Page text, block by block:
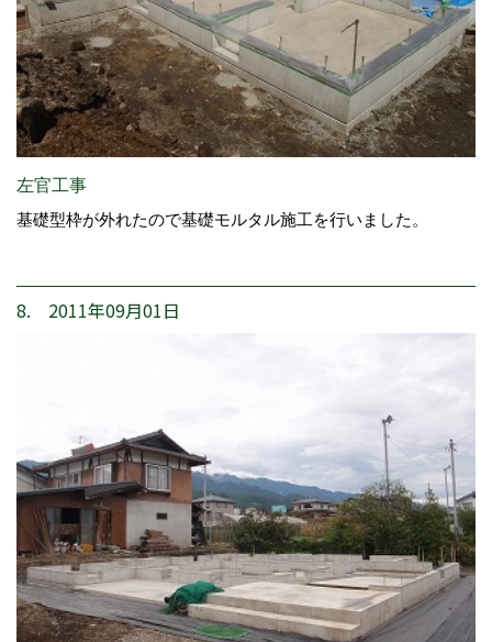
左官工事
基礎型枠が外れたので基礎モルタル施工を行いました。
8. 2011年09月01日